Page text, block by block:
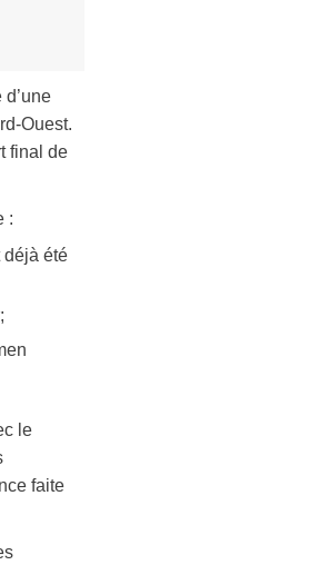
Ouest.
final de
:
déjà été
le
faite